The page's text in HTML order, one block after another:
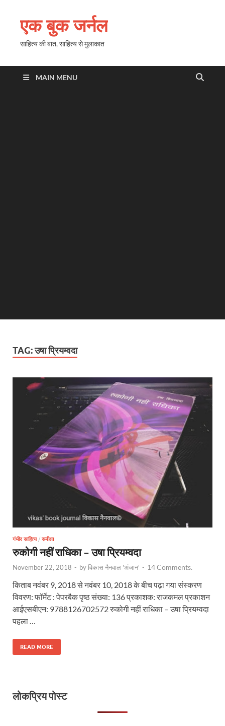
एक बुक जर्नल
साहित्य की बात, साहित्य से मुलाकात
MAIN MENU
TAG:उषा प्रियम्वदा
गंभीर साहित्य/ समीक्षा
रुकोगी नहीं राधिका – उषा प्रियम्वदा
November 22, 2018 - byविकास नैनवाल 'अंजान' - 14 Comments.
किताब नवंबर 9, 2018 से नवंबर 10, 2018 के बीच पढ़ा गया संस्करण
विवरण: फॉर्मेट : पेपरबैक पृष्ठ संख्या: 136 प्रकाशक: राजकमल प्रकाशन
आईएसबीएन: 9788126702572 रुकोगी नहीं राधिका – उषा प्रियम्वदा
पहला …
READ MORE
लोकप्रिय पोस्ट